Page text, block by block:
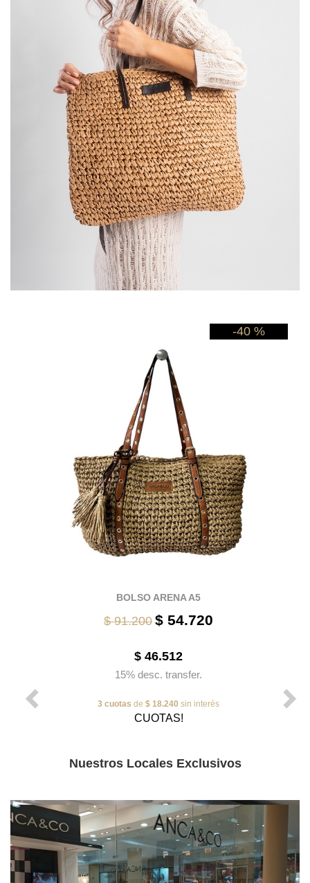
-40 %
BOLSO ARENA A5
$ 91.200 $ 54.720
$ 46.512
15% desc. transfer.
3 cuotas de $ 18.240 sin interés
CUOTAS!
Nuestros Locales Exclusivos